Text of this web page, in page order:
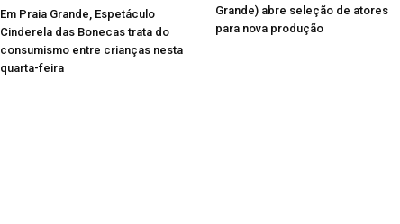
Em Praia Grande, Espetáculo
Cinderela das Bonecas trata do
consumismo entre crianças nesta
quarta-feira
Grande) abre seleção de atores
para nova produção